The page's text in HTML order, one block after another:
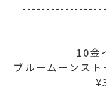
10金
ブルームーンス